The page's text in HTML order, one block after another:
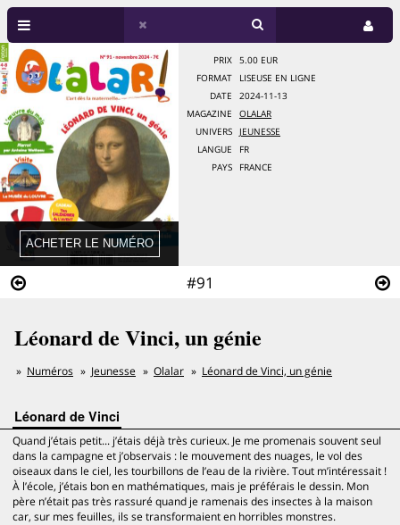
#91
PRIX
5.00 EUR
FORMAT
LISEUSE EN LIGNE
DATE
2024-11-13
MAGAZINE
OLALAR
UNIVERS
JEUNESSE
LANGUE
FR
PAYS
FRANCE
Léonard de Vinci, un génie
Numéros Jeunesse Olalar Léonard de Vinci, un génie
Léonard de Vinci
Quand j’étais petit... j’étais déjà très curieux. Je me promenais souvent seul
dans la campagne et j’observais : le mouvement des nuages, le vol des
oiseaux dans le ciel, les tourbillons de l’eau de la rivière. Tout m’intéressait !
À l’école, j’étais bon en mathématiques, mais je préférais le dessin. Mon
père n’était pas très rassuré quand je ramenais des insectes à la maison
car, sur mes feuilles, ils se transformaient en horribles monstres.